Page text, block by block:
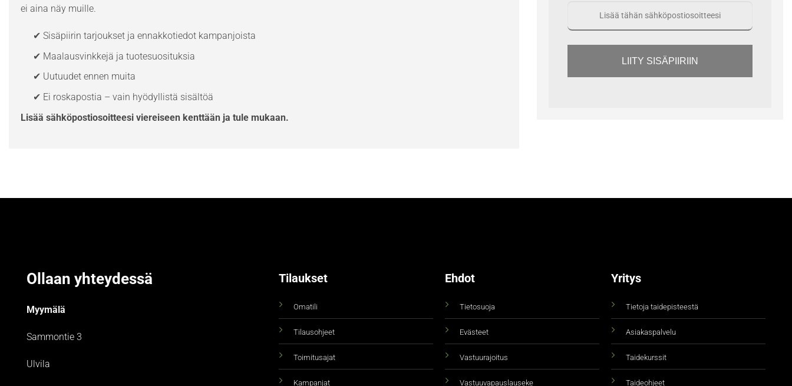
ei aina näy muille.
✔ Sisäpiirin tarjoukset ja ennakkotiedot kampanjoista
✔ Maalausvinkkejä ja tuotesuosituksia
✔ Uutuudet ennen muita
✔ Ei roskapostia – vain hyödyllistä sisältöä
Lisää sähköpostiosoitteesi viereiseen kenttään ja tule mukaan.
LIITY SISÄPIIRIIN
Ollaan yhteydessä
Myymälä
Sammontie 3
Ulvila
Tilaukset
Omatili
Tilausohjeet
Toimitusajat
Kampanjat
Ehdot
Tietosuoja
Evästeet
Vastuurajoitus
Vastuuvapauslauseke
Yritys
Tietoja taidepisteestä
Asiakaspalvelu
Taidekurssit
Taideohjeet